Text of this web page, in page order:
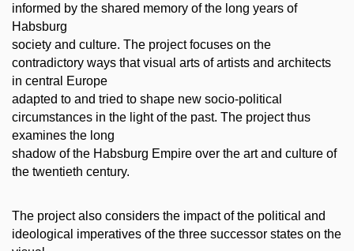
informed by the shared memory of the long years of
Habsburg
society and culture. The project focuses on the
contradictory ways that visual arts of artists and architects
in central Europe
adapted to and tried to shape new socio-political
circumstances in the light of the past. The project thus
examines the long
shadow of the Habsburg Empire over the art and culture of
the twentieth century.
The project also considers the impact of the political and
ideological imperatives of the three successor states on the